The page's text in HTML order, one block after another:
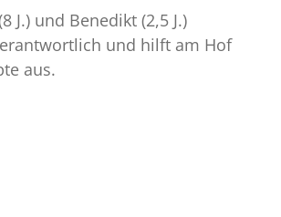
J.) und Benedikt (2,5 J.)
und hilft am Hof
aus.